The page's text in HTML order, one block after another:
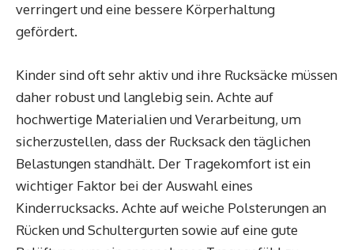
verringert und eine bessere Körperhaltung
gefördert.
Kinder sind oft sehr aktiv und ihre Rucksäcke müssen
daher robust und langlebig sein. Achte auf
hochwertige Materialien und Verarbeitung, um
sicherzustellen, dass der Rucksack den täglichen
Belastungen standhält. Der Tragekomfort ist ein
wichtiger Faktor bei der Auswahl eines
Kinderrucksacks. Achte auf weiche Polsterungen an
Rücken und Schultergurten sowie auf eine gute